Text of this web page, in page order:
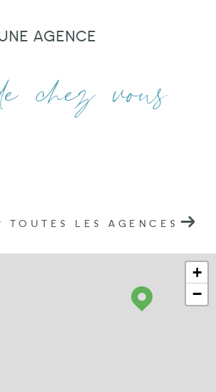
agence
chez vous
TOUTES LES AGENCES
+
−